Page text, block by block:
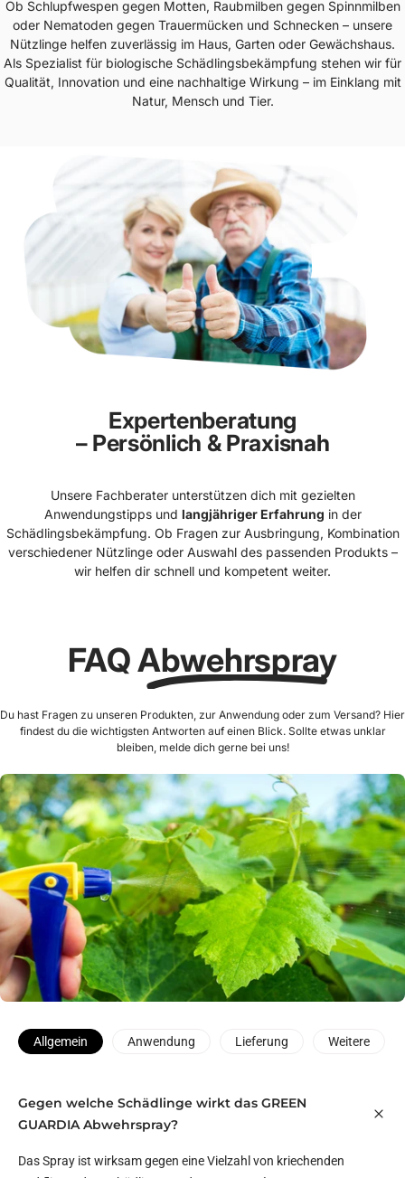
Ob Schlupfwespen gegen Motten, Raubmilben gegen Spinnmilben
oder Nematoden gegen Trauermücken und Schnecken – unsere
Nützlinge helfen zuverlässig im Haus, Garten oder Gewächshaus.
Als Spezialist für biologische Schädlingsbekämpfung stehen wir für
Qualität, Innovation und eine nachhaltige Wirkung – im Einklang mit
Natur, Mensch und Tier.
Expertenberatung
– Persönlich & Praxisnah
Unsere Fachberater unterstützen dich mit gezielten
Anwendungstipps und langjähriger Erfahrung in der
Schädlingsbekämpfung. Ob Fragen zur Ausbringung, Kombination
verschiedener Nützlinge oder Auswahl des passenden Produkts –
wir helfen dir schnell und kompetent weiter.
FAQAbwehrspray
Du hast Fragen zu unseren Produkten, zur Anwendung oder zum Versand? Hier
findest du die wichtigsten Antworten auf einen Blick. Sollte etwas unklar
bleiben, melde dich gerne bei uns!
Allgemein Anwendung Lieferung Weitere
Gegen welche Schädlinge wirkt das GREEN
GUARDIA Abwehrspray?
Das Spray ist wirksam gegen eine Vielzahl von kriechenden